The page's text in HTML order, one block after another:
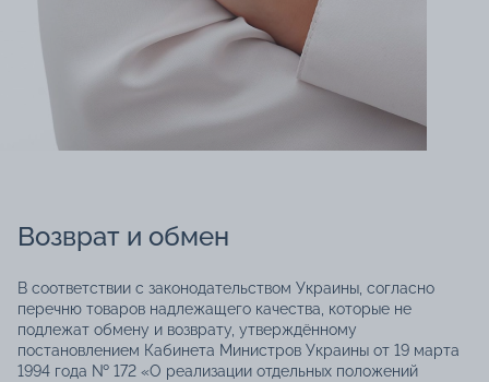
Возврат и обмен
В соответствии с законодательством Украины, согласно
перечню товаров надлежащего качества, которые не
подлежат обмену и возврату, утверждённому
постановлением Кабинета Министров Украины от 19 марта
1994 года № 172 «О реализации отдельных положений